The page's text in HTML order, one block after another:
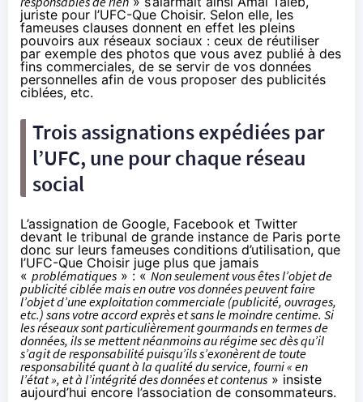
juriste pour l’UFC-Que Choisir. Selon elle, les
fameuses clauses donnent en effet les pleins
pouvoirs aux réseaux sociaux : ceux de réutiliser
par exemple des photos que vous avez publié à des
fins commerciales, de se servir de vos données
personnelles afin de vous proposer des publicités
ciblées, etc.
Trois assignations expédiées par
l’UFC, une pour chaque réseau
social
L’assignation de Google, Facebook et Twitter
devant le tribunal de grande instance de Paris porte
donc sur leurs fameuses conditions d’utilisation, que
l’UFC-Que Choisir juge plus que jamais
« problématiques » : «Non seulement vous êtes l’objet de
publicité ciblée mais en outre vos données peuvent faire
l’objet d’une exploitation commerciale (publicité, ouvrages,
etc.) sans votre accord exprès et sans le moindre centime. Si
les réseaux sont particulièrement gourmands en termes de
données, ils se mettent néanmoins au régime sec dès qu’il
s’agit de responsabilité puisqu’ils s’exonèrent de toute
responsabilité quant à la qualité du service, fourni « en
l’état », et à l’intégrité des données et contenus » insiste
aujourd’hui encore l’association de consommateurs.